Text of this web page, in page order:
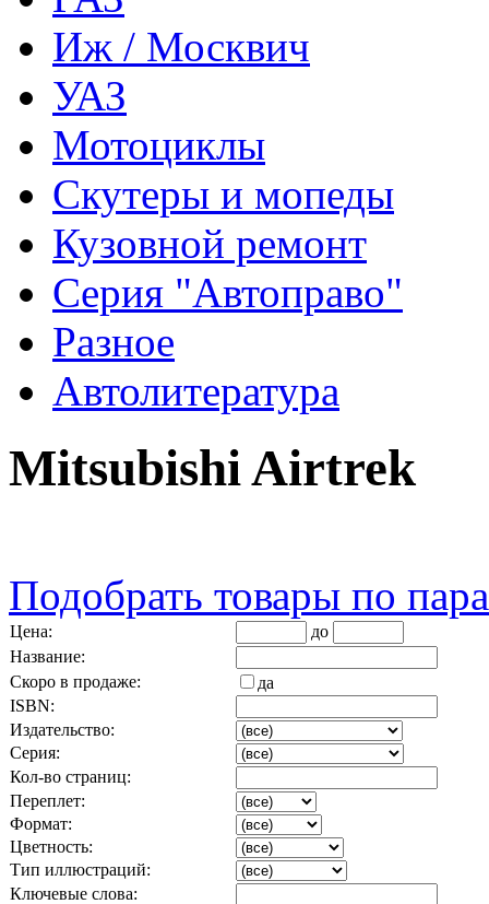
Иж / Москвич
УАЗ
Мотоциклы
Скутеры и мопеды
Кузовной ремонт
Серия "Автоправо"
Разное
Автолитература
Mitsubishi Airtrek
Подобрать товары по
Цена:
до
Название:
Скоро в продаже:
да
ISBN:
Издательство:
Серия:
Кол-во страниц:
Переплет:
Формат:
Цветность:
Тип иллюстраций:
Ключевые слова: